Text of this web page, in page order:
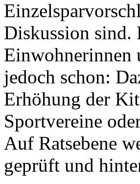
Diskussion sind.
Einwohnerinnen
jedoch schon:
Erhöhung der
Sportvereine
Auf Ratsebene
geprüft und